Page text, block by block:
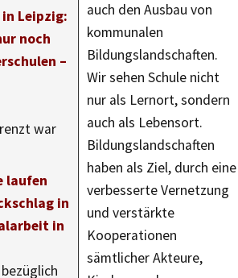
Leipzig:
noch
–
war
laufen
in
in
auch den Ausbau von
kommunalen
Bildungslandschaften.
Wir sehen Schule nicht
nur als Lernort, sondern
auch als Lebensort.
Bildungslandschaften
haben als Ziel, durch eine
verbesserte Vernetzung
und verstärkte
Kooperationen
sämtlicher Akteure,